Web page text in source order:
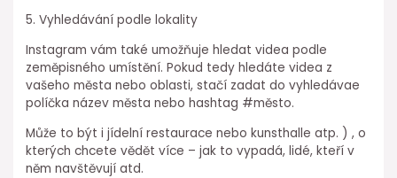
5. Vyhledávání podle lokality
Instagram vám také umožňuje hledat videa podle
zeměpisného umístění. Pokud tedy hledáte videa z
vašeho města nebo oblasti, stačí zadat do vyhledávae
políčka název města nebo hashtag #město.
Může to být i jídelní restaurace nebo kunsthalle atp. ) , o
kterých chcete vědět více – jak to vypadá, lidé, kteří v
něm navštěvují atd.